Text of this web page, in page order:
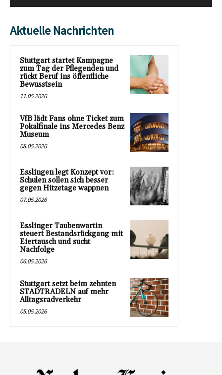
Aktuelle Nachrichten
Stuttgart startet Kampagne
zum Tag der Pflegenden und
rückt Beruf ins öffentliche
Bewusstsein
11.05.2026
VfB lädt Fans ohne Ticket zum
Pokalfinale ins Mercedes Benz
Museum
08.05.2026
Esslingen legt Konzept vor:
Schulen sollen sich besser
gegen Hitzetage wappnen
07.05.2026
Esslinger Taubenwartin
steuert Bestandsrückgang mit
Eiertausch und sucht
Nachfolge
06.05.2026
Stuttgart setzt beim zehnten
STADTRADELN auf mehr
Alltagsradverkehr
05.05.2026